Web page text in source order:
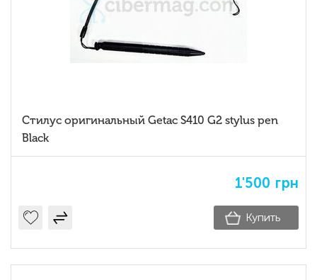
Стилус оригинальный Getac S410 G2 stylus pen
Black
1'500 грн
Купить